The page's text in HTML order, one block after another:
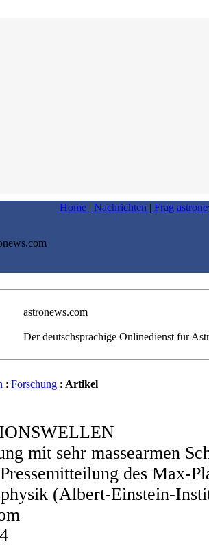
Home | Nachrichten | Frag
astronews.com
Der deutschsprachige Onlinedienst für
: Forschung : Artikel
mit sehr massearmen
des Max-
(Albert-Einstein-